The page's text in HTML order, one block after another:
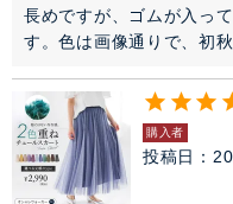
長めですが、ゴムが入っ
す。色は画像通りで、初
購入者
投稿日